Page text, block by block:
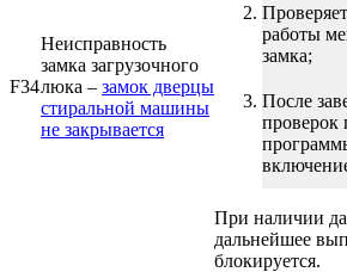
F34
Неисправность
замка загрузочного
люка – замок дверцы
стиральной машины
не закрывается
работы
замка;
После
проверок
При наличии
дальнейшее
блокируется.